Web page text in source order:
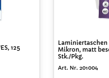
125
Laminiertaschen
Mikron, matt
Stk./Pkg.
Art. Nr. 201004